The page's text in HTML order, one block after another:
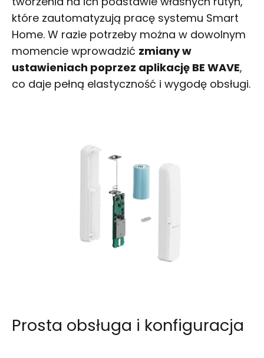
które zautomatyzują pracę systemu Smart
Home. W razie potrzeby można w dowolnym
momencie wprowadzić zmiany w
ustawieniach poprzez aplikację BE WAVE,
co daje pełną elastyczność i wygodę obsługi.
Prosta obsługa i konfiguracja